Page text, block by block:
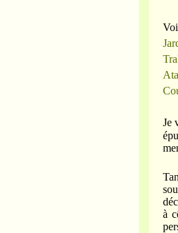
Je
à